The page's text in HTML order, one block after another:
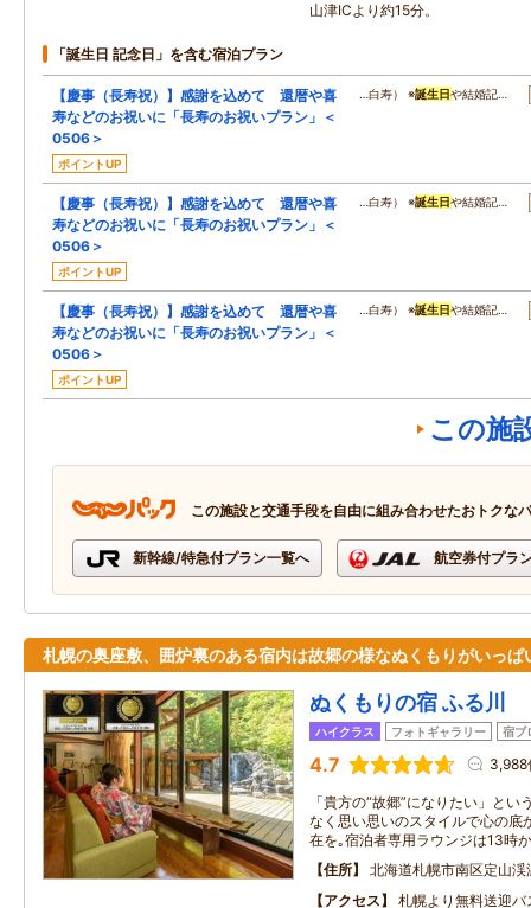
山津ICより約15分。
「誕生日 記念日」を含む宿泊プラン
【慶事（長寿祝）】感謝を込めて 還暦や喜
寿などのお祝いに「長寿のお祝いプラン」＜
0506＞
ポイントUP
…白寿） ※誕生日や結婚記…
【慶事（長寿祝）】感謝を込めて 還暦や喜
寿などのお祝いに「長寿のお祝いプラン」＜
0506＞
ポイントUP
…白寿） ※誕生日や結婚記…
【慶事（長寿祝）】感謝を込めて 還暦や喜
寿などのお祝いに「長寿のお祝いプラン」＜
0506＞
ポイントUP
…白寿） ※誕生日や結婚記…
この施
この施設と交通手段を自由に組み合わせたおトクな
新幹線/特急付プラン一覧へ 航空券付プラ
札幌の奥座敷、囲炉裏のある宿内は故郷の様なぬくもりがいっぱ
ぬくもりの宿 ふる川
ハイクラス フォトギャラリー 宿ブ
4.7 3,988
「貴方の“故郷”になりたい」と
なく思い思いのスタイルで心の底
在を｡宿泊者専用ラウンジは13時
住所
北海道札幌市南区定山
アクセス
札幌より無料送迎